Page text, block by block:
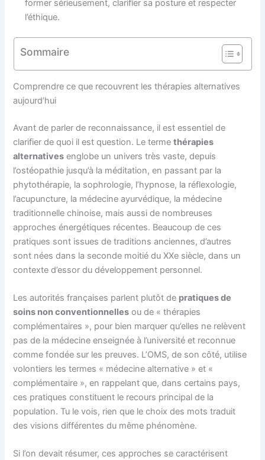
former sérieusement, clarifier sa posture et respecter
l’éthique.
Sommaire
Comprendre ce que recouvrent les thérapies alternatives
aujourd’hui
Avant de parler de reconnaissance, il est essentiel de
clarifier de quoi il est question. Le termethérapies
alternatives englobe un univers très vaste, depuis
l’ostéopathie jusqu’à la méditation, en passant par la
phytothérapie, la sophrologie, l’hypnose, la réflexologie,
l’acupuncture, la médecine ayurvédique, la médecine
traditionnelle chinoise, mais aussi de nombreuses
approches énergétiques récentes. Beaucoup de ces
pratiques sont issues de traditions anciennes, d’autres
sont nées dans la seconde moitié du XXe siècle, dans un
contexte d’essor du développement personnel.
Les autorités françaises parlent plutôt de pratiques de
soins non conventionnelles ou de « thérapies
complémentaires », pour bien marquer qu’elles ne relèvent
pas de la médecine enseignée à l’université et reconnue
comme fondée sur les preuves. L’OMS, de son côté, utilise
volontiers les termes « médecine alternative » et «
complémentaire », en rappelant que, dans certains pays,
ces pratiques constituent le recours principal de la
population. Tu le vois, rien que le choix des mots traduit
des visions différentes du même phénomène.
Si l’on devait résumer, ces approches se caractérisent